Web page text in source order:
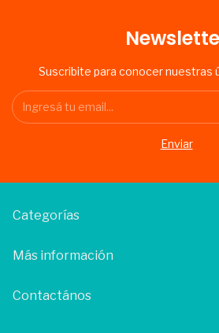
Suscribite para conocer nuestras
Categorías
Más información
Contactános